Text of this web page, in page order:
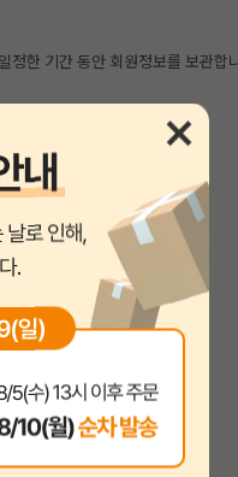
정한 기간 동안 회원정보를 보관합